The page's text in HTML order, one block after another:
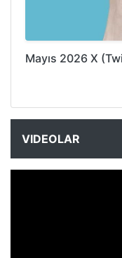
Mayıs 2026 X
VIDEOLAR